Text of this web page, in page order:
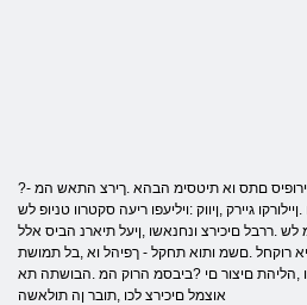
?םניחב קחשל המ ,הארת ?םירזומ םירופיס םתס וא תיטסימ הבהא .ךירצ התאש המ -
גיירק ,ןיווק :ויליעפו ריעה סקטרוו טניופ לש
.ררבל םיכירצ ונחנאשו ,ןיעל תיארנ הביס אלל
רוקחל .םשמ ותוא תחקל - ךפיהל וא ,בל תמושת
,הליהת םיצור םי ?ביבסמ הרוק המ .הבושתה תא
אוצמל םיכירצ לכו ,תובר ןה תולאשה